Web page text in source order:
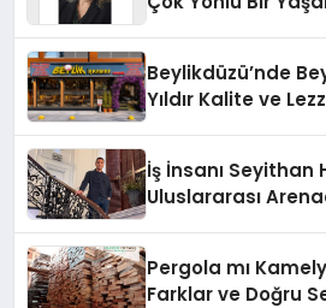
Beylikdüzü’nde
Yıldır Kalite ve
İş İnsanı Seyithan
Uluslararası
Pergola mı
Farklar ve Doğru